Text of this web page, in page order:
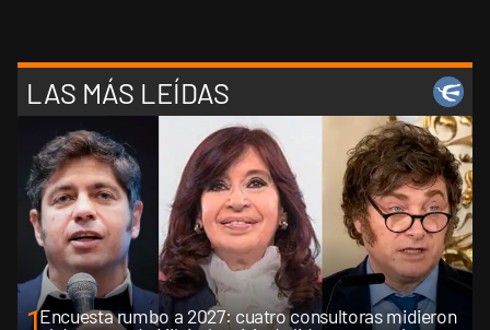
LAS MÁS LEÍDAS
1Encuesta rumbo a 2027: cuatro consultoras midieron